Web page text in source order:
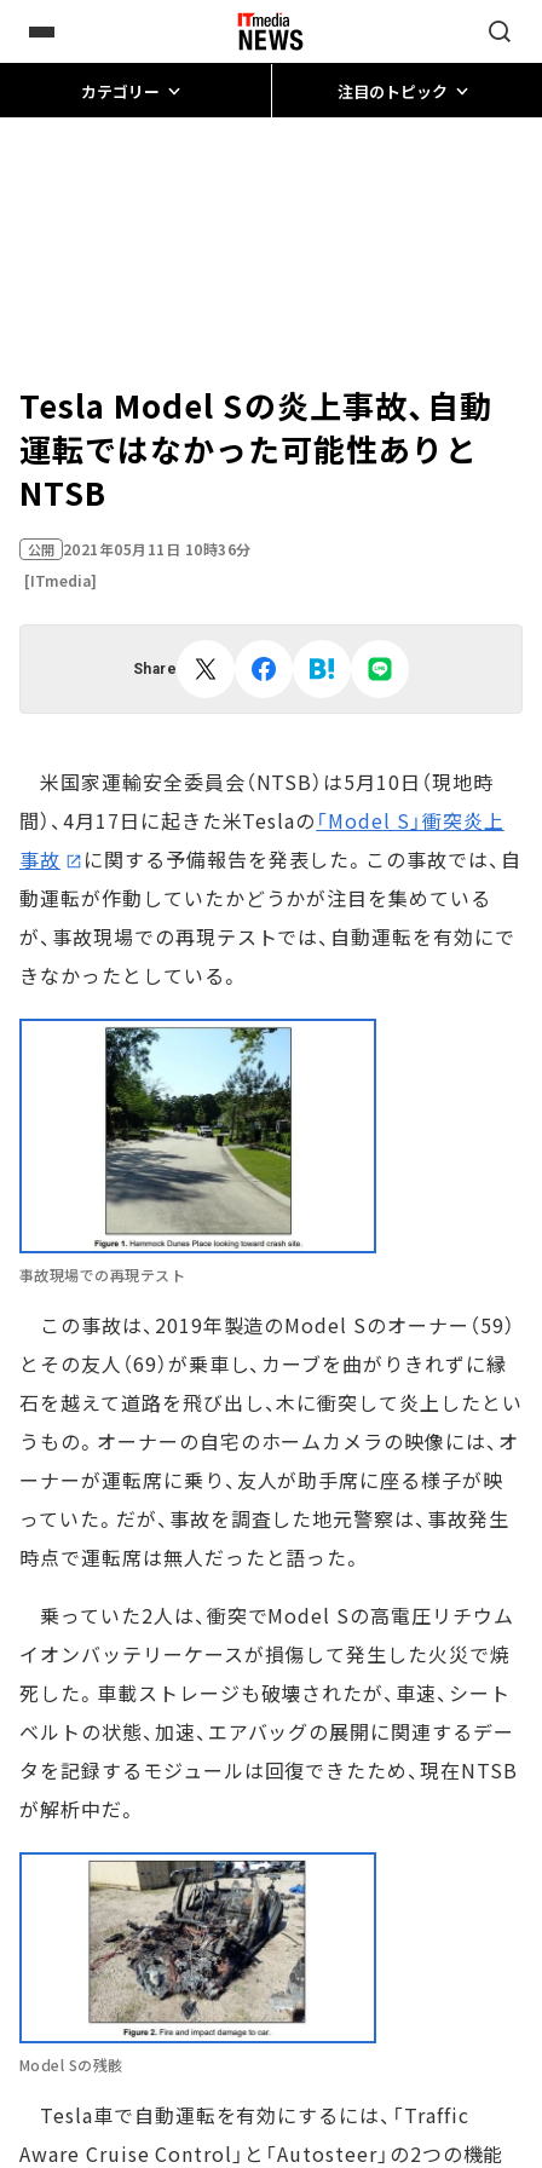
カテゴリー 注目のトピック
Tesla Model Sの炎上事故、自動
運転ではなかった可能性ありと
NTSB
公開 2021年05月11日 10時36分
[ITmedia]
Share
米国家運輸安全委員会（NTSB）は5月10日（現地時
間）、4月17日に起きた米Teslaの 「Model S」衝突炎上
事故
に関する予備報告を発表した。この事故では、自
動運転が作動していたかどうかが注目を集めている
が、事故現場での再現テストでは、自動運転を有効にで
きなかったとしている。
事故現場での再現テスト
この事故は、2019年製造のModel Sのオーナー（59）
とその友人（69）が乗車し、カーブを曲がりきれずに縁
石を越えて道路を飛び出し、木に衝突して炎上したとい
うもの。オーナーの自宅のホームカメラの映像には、オ
ーナーが運転席に乗り、友人が助手席に座る様子が映
っていた。だが、事故を調査した地元警察は、事故発生
時点で運転席は無人だったと語った。
乗っていた2人は、衝突でModel Sの高電圧リチウム
イオンバッテリーケースが損傷して発生した火災で焼
死した。車載ストレージも破壊されたが、車速、シート
ベルトの状態、加速、エアバッグの展開に関連するデー
タを記録するモジュールは回復できたため、現在NTSB
が解析中だ。
Model Sの残骸
Tesla車で自動運転を有効にするには、「Traffic
Aware Cruise Control」と「Autosteer」の2つの機能